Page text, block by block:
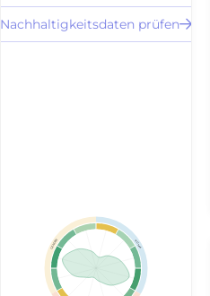
Scores für
3.500+ Aktien
Nachhaltigkeitsdaten prüfen
KLIMA
GENDER